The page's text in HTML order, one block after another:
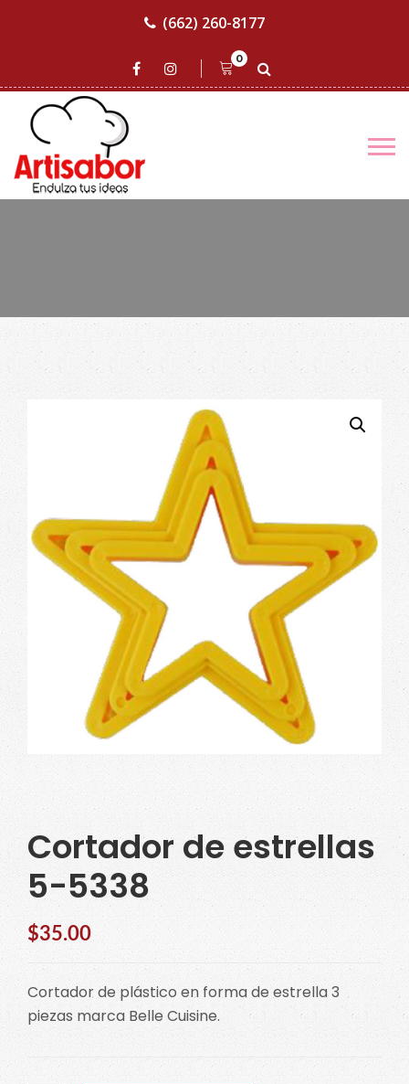
(662) 260-8177
0
Cortador de estrellas
5-5338
$35.00
Cortador de plástico en forma de estrella 3
piezas marca Belle Cuisine.